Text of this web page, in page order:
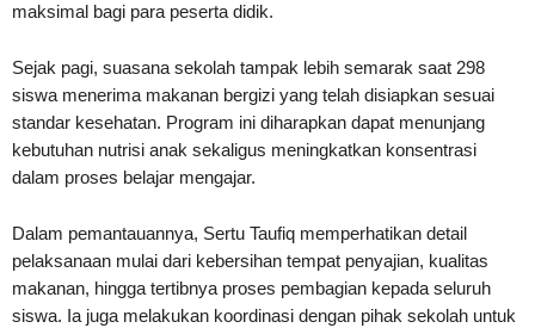
maksimal bagi para peserta didik.
Sejak pagi, suasana sekolah tampak lebih semarak saat 298
siswa menerima makanan bergizi yang telah disiapkan sesuai
standar kesehatan. Program ini diharapkan dapat menunjang
kebutuhan nutrisi anak sekaligus meningkatkan konsentrasi
dalam proses belajar mengajar.
Dalam pemantauannya, Sertu Taufiq memperhatikan detail
pelaksanaan mulai dari kebersihan tempat penyajian, kualitas
makanan, hingga tertibnya proses pembagian kepada seluruh
siswa. Ia juga melakukan koordinasi dengan pihak sekolah untuk